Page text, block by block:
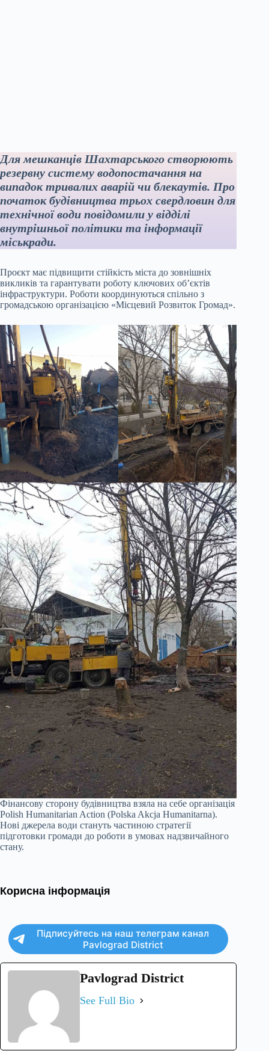
Для мешканців Шахтарського створюють
резервну систему водопостачання на
випадок тривалих аварій чи блекаутів. Про
початок будівництва трьох свердловин для
технічної води повідомили у відділі
внутрішньої політики та інформації
міськради.
Проєкт має підвищити стійкість міста до зовнішніх
викликів та гарантувати роботу ключових об’єктів
інфраструктури. Роботи координуються спільно з
громадською організацією «Місцевий Розвиток Громад».
Фінансову сторону будівництва взяла на себе організація
Polish Humanitarian Action (Polska Akcja Humanitarna).
Нові джерела води стануть частиною стратегії
підготовки громади до роботи в умовах надзвичайного
стану.
Корисна інформація
Підписуйтесь на наш телеграм канал
Pavlograd District
Pavlograd District
See Full Bio